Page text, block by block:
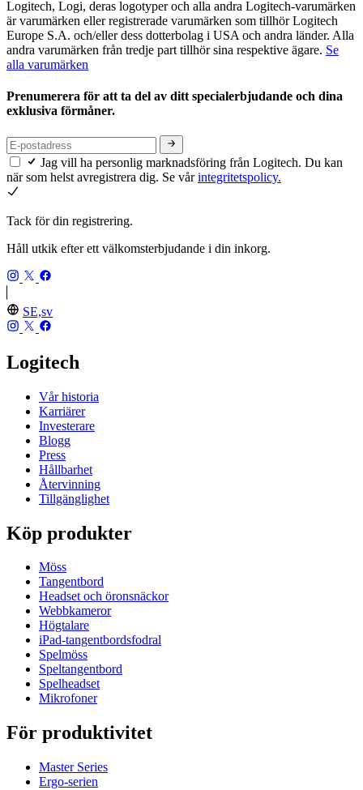
Logitech, Logi, deras logotyper och alla andra Logitech-varumärken
är varumärken eller registrerade varumärken som tillhör Logitech
Europe S.A. och/eller dess dotterbolag i USA och andra länder. Alla
andra varumärken från tredje part tillhör sina respektive ägare. Se
alla varumärken
Prenumerera för att ta del av ditt specialerbjudande och dina
exklusiva förmåner.
Jag vill ha personlig marknadsföring från Logitech. Du kan
när som helst avregistrera dig. Se vårintegritetspolicy.
Tack för din registrering.
Håll utkik efter ett välkomsterbjudande i din inkorg.
SE,sv
Logitech
Vår historia
Karriärer
Investerare
Blogg
Press
Hållbarhet
Återvinning
Tillgänglighet
Köp produkter
Möss
Tangentbord
Headset och öronsnäckor
Webbkameror
Högtalare
iPad-tangentbordsfodral
Spelmöss
Speltangentbord
Spelheadset
Mikrofoner
För produktivitet
Master Series
Ergo-serien